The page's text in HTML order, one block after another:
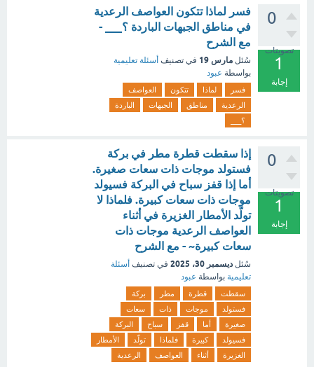
0
تصويتات
1
إجابة
فسر لماذا تتكون العواصف الرعدية
في مناطق الجبهات الباردة ؟___ -
مع الشرح
سُئل مارس 19 في تصنيف أسئلة تعليمية
بواسطة عبود
فسر لماذا تتكون
العواصف
الرعدية
مناطق الجبهات
الباردة
؟___
0
تصويتات
1
إجابة
إذا سقطت قطرة مطر في بركة
فستولد موجات ذات سعات صغيرة.
أما إذا قفز سباح في البركة فسيولد
موجات ذات سعات كبيرة. فلماذا لا
تولّد الأمطار الغزيرة في أثناء
العواصف الرعدية موجات ذات
سعات كبيرة~ - مع الشرح
سُئل ديسمبر 30، 2025 في تصنيف أسئلة
تعليمية بواسطة عبود
سقطت قطرة مطر
بركة
فستولد
موجات ذات
سعات
صغيرة
أما قفز سباح
البركة
فسيولد
كبيرة فلماذا تولّد
الأمطار
الغزيرة
أثناء العواصف الرعدية